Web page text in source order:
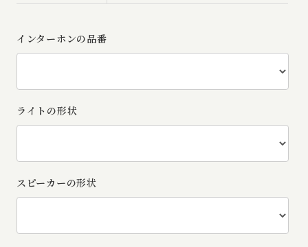
インターホンの品番
ライトの形状
スピーカーの形状